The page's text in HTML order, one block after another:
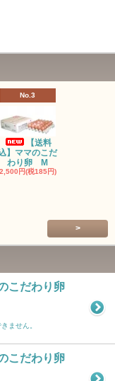
No.3
【送料
】ママのこだ
わり卵 М
2,500円(税185円)
>
こだわり卵
ません。
こだわり卵